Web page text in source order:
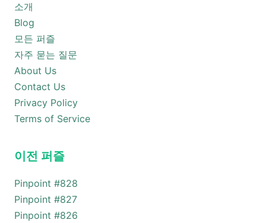
소개
Blog
모든 퍼즐
자주 묻는 질문
About Us
Contact Us
Privacy Policy
Terms of Service
이전 퍼즐
Pinpoint #828
Pinpoint #827
Pinpoint #826